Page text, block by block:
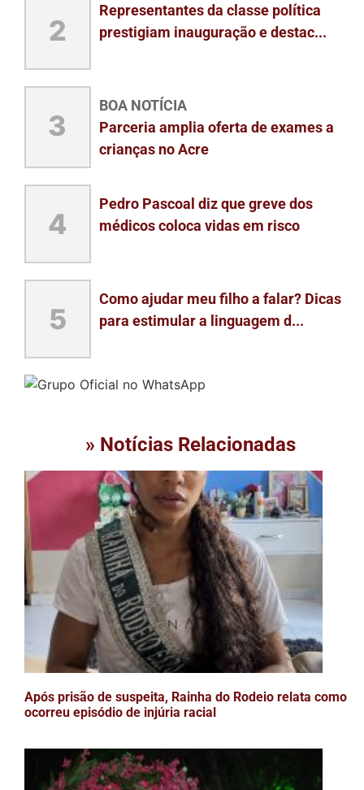
2
Representantes da classe política
prestigiam inauguração e destac...
3
BOA NOTÍCIA
Parceria amplia oferta de exames a
crianças no Acre
4
Pedro Pascoal diz que greve dos
médicos coloca vidas em risco
5
Como ajudar meu filho a falar? Dicas
para estimular a linguagem d...
» Notícias Relacionadas
Após prisão de suspeita, Rainha do Rodeio relata como
ocorreu episódio de injúria racial